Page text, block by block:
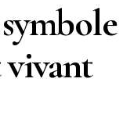
vivant